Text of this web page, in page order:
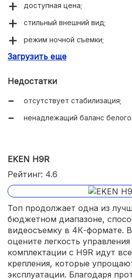
доступная цена;
стильный внешний вид;
режим ночной съемки;
удобная Timelapse-съемка;
большой выбор аксессуаров;
экран с высоким разрешением;
производительный
Загрузить еще
Недостатки
отсутствует стабилизация;
ненадлежащий баланс белого.
EKEN H9R
Рейтинг: 4.6
Топ продолжает одна из
бюджетном диапазоне,
видеосъемку в 4К-формате.
оцените легкость
комплектации с H9R идут
крепления, которые
эксплуатации. Благодаря